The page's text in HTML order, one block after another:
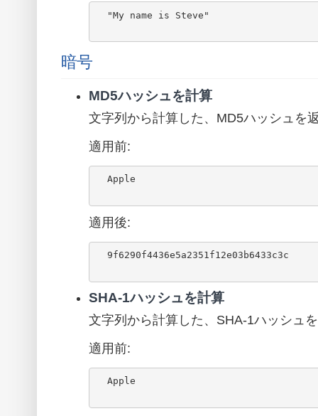
暗号
MD5ハッシュを計算
文字列から計算した、MD5ハッシュを
適用前:
  Apple
適用後:
SHA-1ハッシュを計算
文字列から計算した、SHA-1ハッシュ
適用前:
  Apple